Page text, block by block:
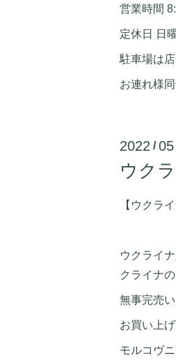
営業時間
定休日 日
駐車場は
お連れ様
2022 /05
ウク
【ウクラ
ウクライ
クライナ
無事完売い
お買い上
モルコヴ